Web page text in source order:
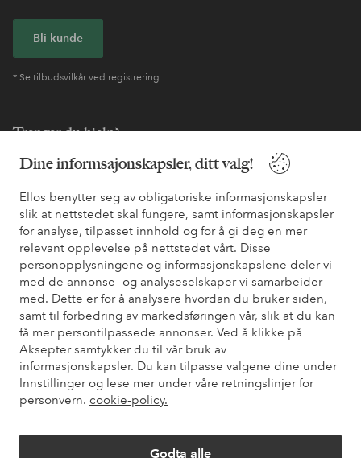
Dine informsajonskapsler, ditt valg!
Ellos benytter seg av obligatoriske informasjonskapsler
slik at nettstedet skal fungere, samt informasjonskapsler
for analyse, tilpasset innhold og for å gi deg en mer
relevant opplevelse på nettstedet vårt. Disse
personopplysningene og informasjonskapslene deler vi
med de annonse- og analyseselskaper vi samarbeider
med. Dette er for å analysere hvordan du bruker siden,
samt til forbedring av markedsføringen vår, slik at du kan
få mer persontilpassede annonser. Ved å klikke på
Aksepter samtykker du til vår bruk av
informasjonskapsler. Du kan tilpasse valgene dine under
Innstillinger og lese mer under våre retningslinjer for
personvern. cookie-policy.
Godta alle
Bli kunde
* Se tilbudsvilkår ved registrering
Trenger du hjelp?
Du finner svar på de vanligste spørsmålene i vår FAQ. Du finner
Kundeservice Bestilling Betalingsmåte
Mine sider
Om Ellos
Våre tjenester